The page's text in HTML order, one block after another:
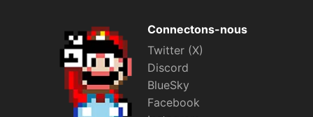
Connectons-nous
Twitter (X)
Discord
BlueSky
Facebook